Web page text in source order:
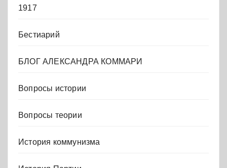
1917
Бестиарий
БЛОГ АЛЕКСАНДРА КОММАРИ
Вопросы истории
Вопросы теории
История коммунизма